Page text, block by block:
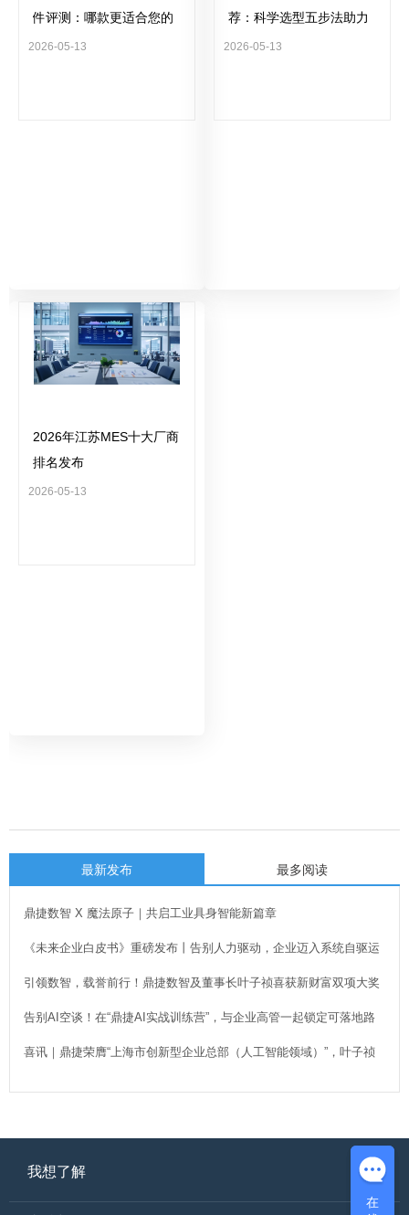
件评测：哪款更适合您的
工厂？
2026-05-13
荐：科学选型五步法助力
企业避坑降本增效
2026-05-13
2026年江苏MES十大厂商
排名发布
2026-05-13
最新发布 最多阅读
鼎捷数智 X 魔法原子｜共启工业具身智能新篇章
《未来企业白皮书》重磅发布丨告别人力驱动，企业迈入系统自驱运
行新时代！
引领数智，载誉前行！鼎捷数智及董事长叶子祯喜获新财富双项大奖
告别AI空谈！在“鼎捷AI实战训练营”，与企业高管一起锁定可落地路
径
喜讯｜鼎捷荣膺“上海市创新型企业总部（人工智能领域）”，叶子祯
我想了解
在
在